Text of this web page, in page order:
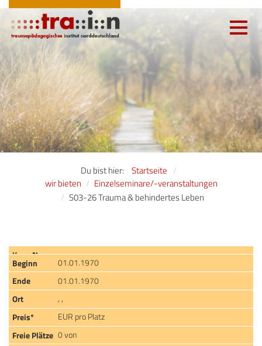
Toggle
navigation
Du bist hier:
Startseite
wir bieten
Einzelseminare/-veranstaltungen
S03-26 Trauma & behindertes Leben
01.01.1970
01.01.1970
, ,
EUR pro Platz
0 von